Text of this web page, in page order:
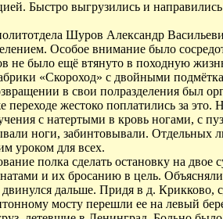
Быстро выгрузились и
Шуров Александр
Особое внимание было
не было ещё втянуто в походную
«Скороход» с двойными
в свои полразделения был
переходе жестоко поплатились за
с натертыми в кровь ногами, с
ноги, забинтовывали. Отдельных
уроком для всех.
полка сделать остановку на
и их бросанию в цель.
дальше. Придя в д.
мосту перешли ее на левый